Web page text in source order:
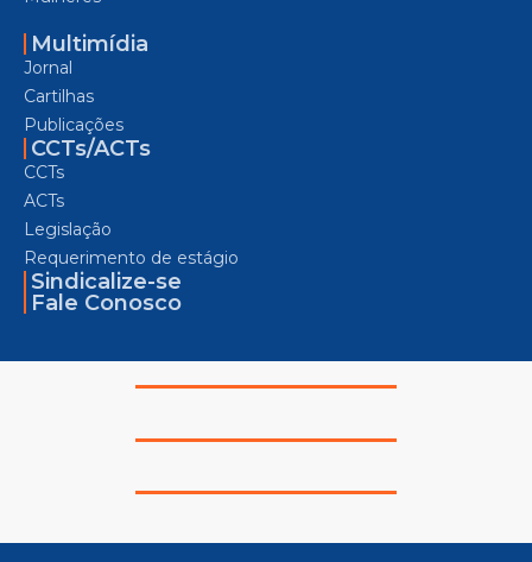
Multimídia
Jornal
Cartilhas
Publicações
CCTs/ACTs
CCTs
ACTs
Legislação
Requerimento de estágio
Sindicalize-se
Fale Conosco